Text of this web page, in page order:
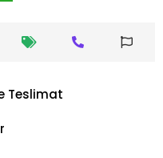
Teslimat